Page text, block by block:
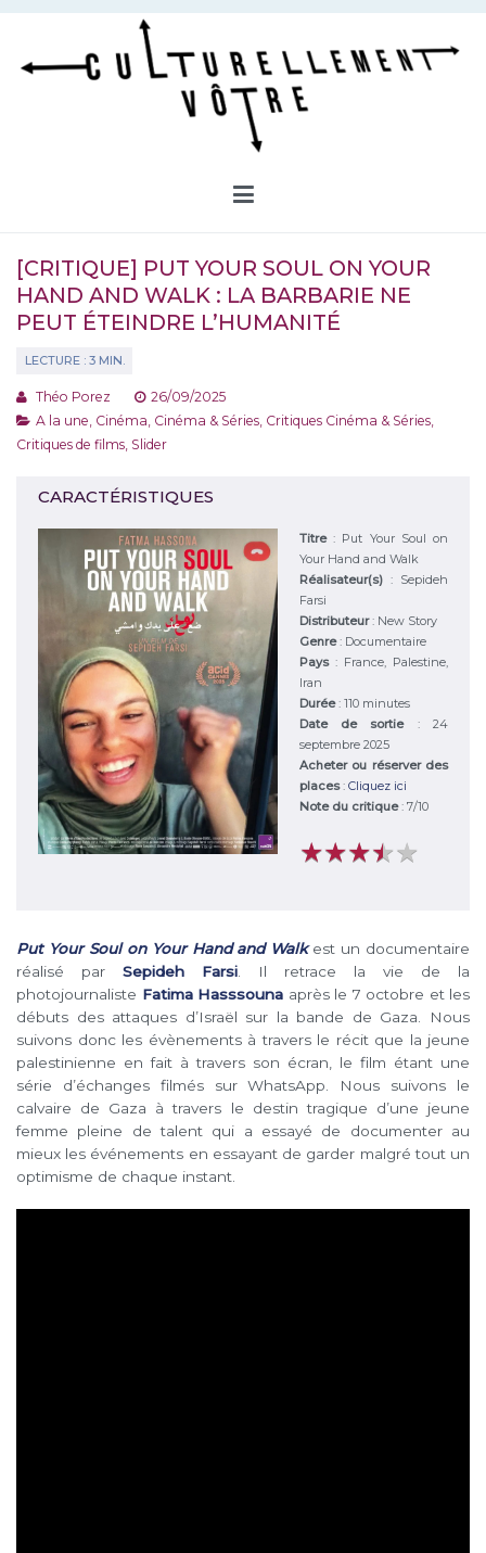
Aller
contenu
[CRITIQUE] PUT YOUR SOUL ON YOUR
HAND AND WALK : LA BARBARIE NE
PEUT ÉTEINDRE L’HUMANITÉ
Théo Porez
26/09/2025
A la une Cinéma Cinéma & Séries Critiques Cinéma & Séries
Critiques de films Slider
CARACTÉRISTIQUES
Titre: Put Your Soul on
Your Hand and Walk
Réalisateur(s) : Sepideh
Farsi
Distributeur: New Story
Genre: Documentaire
Pays : France, Palestine,
Iran
Durée: 110 minutes
Date de sortie : 24
septembre 2025
Acheter ou réserver des
places: Cliquez ici
Note du critique: 7/10
★★★★★
★★★★★
Put Your Soul on Your Hand and Walkest un documentaire
réalisé par Sepideh Farsi . Il retrace la vie de la
photojournaliste Fatima Hasssouna après le 7 octobre et les
débuts des attaques d’Israël sur la bande de Gaza. Nous
suivons donc les évènements à travers le récit que la jeune
palestinienne en fait à travers son écran, le film étant une
série d’échanges filmés sur WhatsApp. Nous suivons le
calvaire de Gaza à travers le destin tragique d’une jeune
femme pleine de talent qui a essayé de documenter au
mieux les événements en essayant de garder malgré tout un
optimisme de chaque instant.